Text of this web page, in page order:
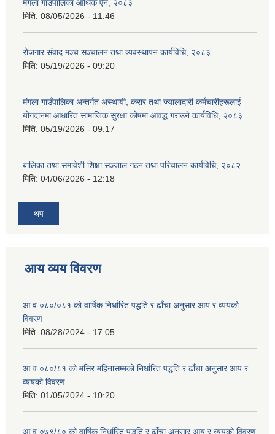
मंगला गाउँपालिका आर्थिक ऐन, २०८३
मिति: 08/05/2026 - 11:46
रोजगार संवाद मञ्च सञ्चालन तथा व्यवस्थापन कार्यविधि, २०८३
मिति: 05/19/2026 - 09:20
मंगला गाउँपालिका अन्तर्गत अस्थायी, करार तथा ज्यालादारी कर्मचारीहरूलाई
योगदानमा आधारित सामाजिक सुरक्षा कोषमा आवद्ध गराउने कार्यविधि, २०८३
मिति: 05/19/2026 - 09:17
बालिका तथा समावेशी शिक्षा सञ्जाल गठन तथा परिचालन कार्यविधि, २०८२
मिति: 04/06/2026 - 12:18
थप
आय व्यय विवरण
आ.व ०८०/०८१ को वार्षिक निर्धारित पद्धति र ढाँचा अनुसार आय र व्ययको
विवरण
मिति: 08/28/2024 - 17:05
आ.व ०८०/८१ को मंसिर महिनासम्मको निर्धारित पद्धति र ढाँचा अनुसार आय र
व्ययको विवरण
मिति: 01/05/2024 - 10:20
आ.व ०७९/८० को वार्षिक निर्धारित पद्धति र ढाँचा अनुसार आय र व्ययको विवरण